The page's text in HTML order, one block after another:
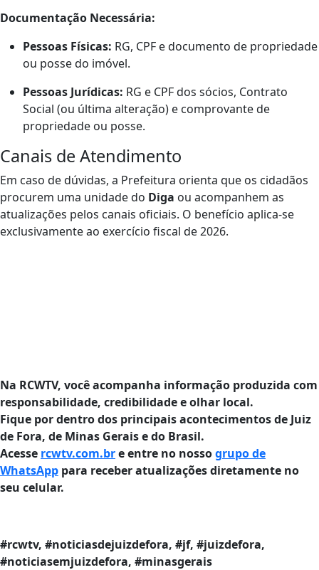
Documentação Necessária:
Pessoas Físicas: RG, CPF e documento de propriedade
ou posse do imóvel.
Pessoas Jurídicas: RG e CPF dos sócios, Contrato
Social (ou última alteração) e comprovante de
propriedade ou posse.
Canais de Atendimento
Em caso de dúvidas, a Prefeitura orienta que os cidadãos
procurem uma unidade do Diga ou acompanhem as
atualizações pelos canais oficiais. O benefício aplica-se
exclusivamente ao exercício fiscal de 2026.
Na RCWTV, você acompanha informação produzida com
responsabilidade, credibilidade e olhar local.
Fique por dentro dos principais acontecimentos de Juiz
de Fora, de Minas Gerais e do Brasil.
Acesse rcwtv.com.bre entre no nossogrupo de
WhatsApp para receber atualizações diretamente no
seu celular.
#rcwtv, #noticiasdejuizdefora, #jf, #juizdefora,
#noticiasemjuizdefora, #minasgerais